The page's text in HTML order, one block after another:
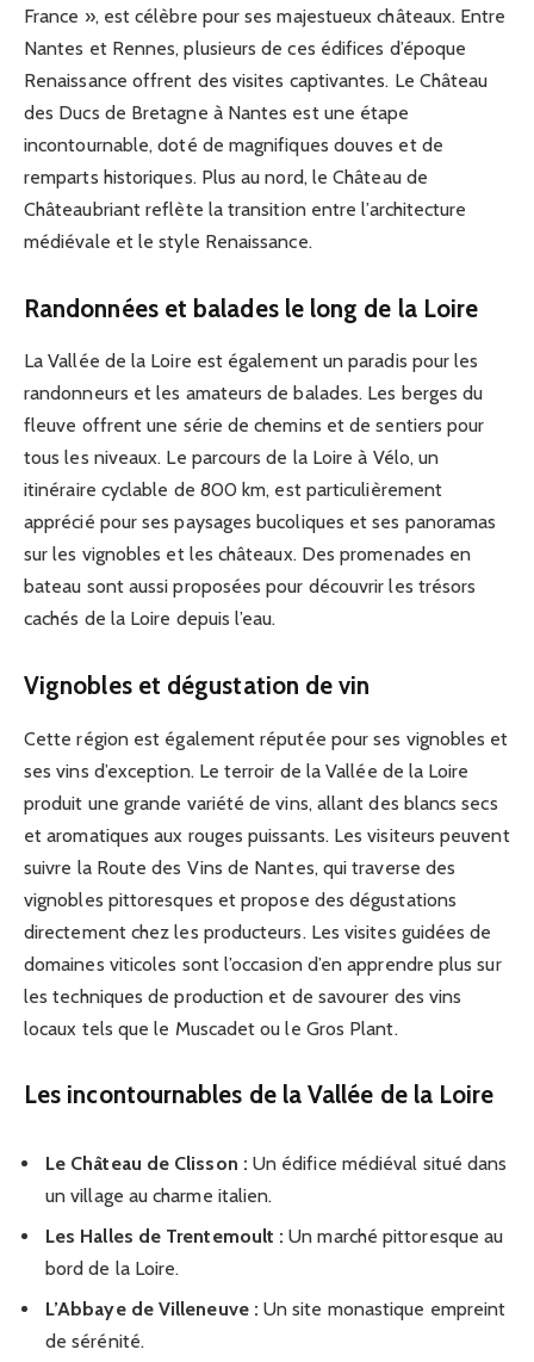
France », est célèbre pour ses majestueux châteaux. Entre
Nantes et Rennes, plusieurs de ces édifices d’époque
Renaissance offrent des visites captivantes. Le Château
des Ducs de Bretagne à Nantes est une étape
incontournable, doté de magnifiques douves et de
remparts historiques. Plus au nord, le Château de
Châteaubriant reflète la transition entre l’architecture
médiévale et le style Renaissance.
Randonnées et balades le long de la Loire
La Vallée de la Loire est également un paradis pour les
randonneurs et les amateurs de balades. Les berges du
fleuve offrent une série de chemins et de sentiers pour
tous les niveaux. Le parcours de la Loire à Vélo, un
itinéraire cyclable de 800 km, est particulièrement
apprécié pour ses paysages bucoliques et ses panoramas
sur les vignobles et les châteaux. Des promenades en
bateau sont aussi proposées pour découvrir les trésors
cachés de la Loire depuis l’eau.
Vignobles et dégustation de vin
Cette région est également réputée pour ses vignobles et
ses vins d’exception. Le terroir de la Vallée de la Loire
produit une grande variété de vins, allant des blancs secs
et aromatiques aux rouges puissants. Les visiteurs peuvent
suivre la Route des Vins de Nantes, qui traverse des
vignobles pittoresques et propose des dégustations
directement chez les producteurs. Les visites guidées de
domaines viticoles sont l’occasion d’en apprendre plus sur
les techniques de production et de savourer des vins
locaux tels que le Muscadet ou le Gros Plant.
Les incontournables de la Vallée de la Loire
Le Château de Clisson : Un édifice médiéval situé dans
un village au charme italien.
Les Halles de Trentemoult : Un marché pittoresque au
bord de la Loire.
L’Abbaye de Villeneuve : Un site monastique empreint
de sérénité.